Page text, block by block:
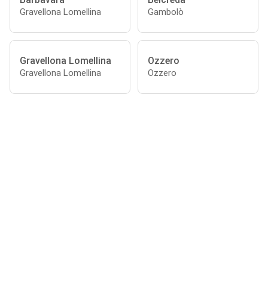
Gravellona Lomellina Gambolò
Gravellona Lomellina
Gravellona Lomellina
Ozzero
Ozzero